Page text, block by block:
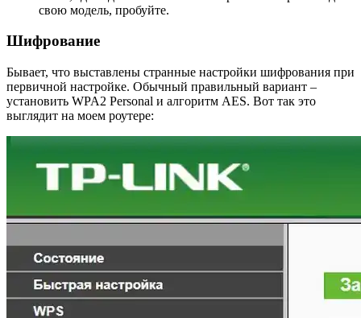
свою модель, пробуйте.
Шифрование
Бывает, что выставлены странные настройки шифрования при
первичной настройке. Обычный правильный вариант –
установить WPA2 Personal и алгоритм AES. Вот так это
выглядит на моем роутере: